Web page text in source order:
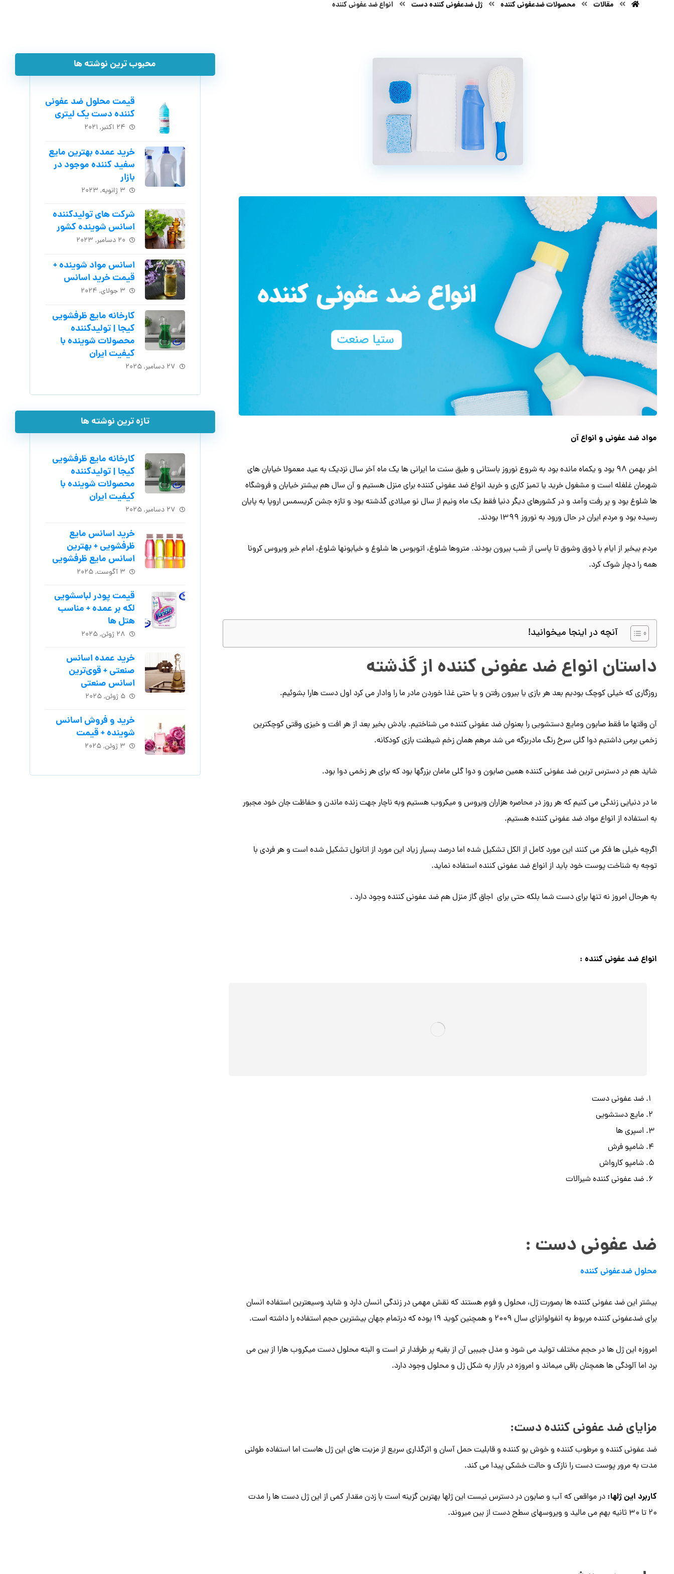
مقالات محصولات ضدعفونی کننده ژل ضدعفونی کننده دست انواع ضد عفونی کننده
مواد ضد عفونی و انواع آن
اخر بهمن 98 بود و یکماه مانده بود به شروع نوروز باستانی و طبق سنت ما ایرانی ها یک ماه آخر سال نزدیک به عید معمولا خیابان های
شهرمان غلغله است و مشغول خرید یا تمیز کاری و خرید انواع ضد عفونی کننده برای منزل هستیم و آن سال هم بیشتر خیابان و فروشگاه
ها شلوغ بود و پر رفت وآمد و در کشورهای دیگر دنیا فقط یک ماه ونیم از سال نو میلادی گذشته بود و تازه جشن کریسمس اروپا به پایان
رسیده بود و مردم ایران در حال ورود به نوروز 1399 بودند.
مردم بیخبر از ایام با ذوق وشوق تا پاسی از شب بیرون بودند. متروها شلوغ، اتوبوس ها شلوغ و خیابونها شلوغ، امام خبر ویروس کرونا
همه را دچار شوک کرد.
آنچه در اینجا میخوانید!
داستان انواع ضد عفونی کننده از گذشته
روزگاری که خیلی کوچک بودیم بعد هر بازی یا بیرون رفتن و یا حتی غذا خوردن مادر ما را وادار می کرد اول دست هارا بشوئیم.
آن وقتها ما فقط صابون ومایع دستشویی را بعنوان ضد عفونی کننده می شناختیم. یادش بخیر بعد از هر افت و خیزی وقتی کوچکترین
زخمی برمی داشتیم دوا گلی سرخ رنگ مادربزگه می شد مرهم همان زخم شیطنت بازی کودکانه.
شاید هم در دسترس ترین ضد عفونی کننده همین صابون و دوا گلی مامان بزرگها بود که برای هر زخمی دوا بود.
ما در دنیایی زندگی می کنیم که هر روز در محاصره هزاران ویروس و میکروب هستیم وبه ناچار جهت زنده ماندن و حفاظت جان خود مجبور
به استفاده از انواع مواد ضد عفونی کننده هستیم.
اگرچه خیلی ها فکر می کنند این مورد کامل از الکل تشکیل شده اما درصد بسیار زیاد این مورد از اتانول تشکیل شده است و هر فردی با
توجه به شناخت پوست خود باید از انواع ضد عفونی کننده استفاده نماید.
به هرحال امروز نه تنها برای دست شما بلکه حتی برای اجاق گاز منزل هم ضد عفونی کننده وجود دارد .
انواع ضد عفونی کننده :
ضد عفونی دست
مایع دستشویی
اسپری ها
شامپو فرش
شامپو کارواش
ضد عفونی کننده شیرالات
ضد عفونی دست :
محلول ضدعفونی کننده
بیشتر این ضد عفونی کننده ها بصورت ژل، محلول و فوم هستند که نقش مهمی در زندگی انسان دارد و شاید وسیعترین استفاده انسان
برای ضدعفونی کننده مربوط به انفولوانزای سال 2009 و همچنین کوید 19 بوده که درتمام جهان بیشترین حجم استفاده را داشته است.
امروزه این ژل ها در حجم مختلف تولید می شود و مدل جیببی آن از بقیه پر طرفدار تر است و البته محلول دست میکروب هارا از بین می
برد اما آلودگی ها همچنان باقی میماند و امروزه در بازار به شکل ژل و محلول وجود دارد.
مزایای ضد عفونی کننده دست:
ضد عفونی کننده و مرطوب کننده و خوش بو کننده و قابلیت حمل آسان و اثرگذاری سریع از مزیت های این ژل هاست اما استفاده طولنی
مدت به مرور پوست دست را نازک و حالت خشکی پیدا می کند.
کاربرد این ژلها: در مواقعی که آب و صابون در دسترس نیست این ژلها بهترین گزینه است با زدن مقدار کمی از این ژل دست ها را مدت
20 تا 30 ثانیه بهم می مالید و ویروسهای سطح دست از بین میروند.
محبوب ترین نوشته ها
قیمت محلول ضد عفونی
کننده دست یک لیتری
۲۴ اکتبر, ۲۰۲۱
خرید عمده بهترین مایع
سفید کننده موجود در
بازار
۳ ژانویه, ۲۰۲۳
شرکت های تولیدکننده
اسانس شوینده کشور
۲۰ دسامبر, ۲۰۲۳
اسانس مواد شوینده +
قیمت خرید اسانس
۳ جولای, ۲۰۲۴
کارخانه مایع ظرفشویی
کیجا | تولیدکننده
محصولات شوینده با
کیفیت ایران
۲۷ دسامبر, ۲۰۲۵
تازه ترین نوشته ها
کارخانه مایع ظرفشویی
کیجا | تولیدکننده
محصولات شوینده با
کیفیت ایران
۲۷ دسامبر, ۲۰۲۵
خرید اسانس مایع
ظرفشویی + بهترین
اسانس مایع ظرفشویی
۳ آگوست, ۲۰۲۵
قیمت پودر لباسشویی
لکه بر عمده + مناسب
هتل ها
۲۸ ژوئن, ۲۰۲۵
خرید عمده اسانس
صنعتی + قوی‌ترین
اسانس‌ صنعتی
۵ ژوئن, ۲۰۲۵
خرید و فروش اسانس
شوینده + قیمت
۳ ژوئن, ۲۰۲۵